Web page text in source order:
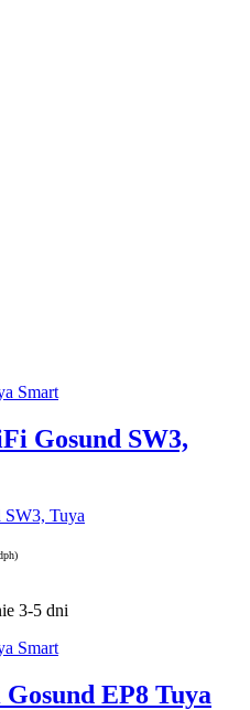
Smart
Gosund SW3,
SW3, Tuya
3-5 dni
Smart
EP8 Tuya